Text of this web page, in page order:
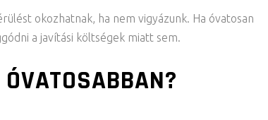
okozhatnak, ha nem vigyázunk. Ha óvatosan
a javítási költségek miatt sem.